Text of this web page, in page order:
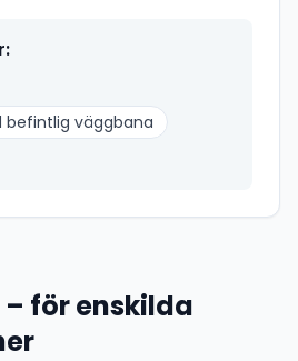
befintlig väggbana
för enskilda